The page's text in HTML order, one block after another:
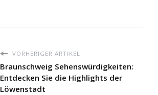
VORHERIGER ARTIKEL
Braunschweig Sehenswürdigkeiten:
Entdecken Sie die Highlights der
Löwenstadt